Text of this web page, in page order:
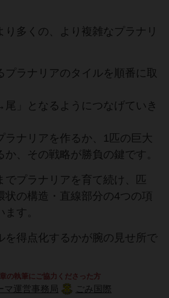
り多くの、より複雑なプラナリ
プラナリアのタイルを順番に取
」となるようにつなげていき
ラナリアを作るか、1匹の巨大
、その戦略が勝負の鍵です。
でプラナリアを育て続け、匹
状の構造・直線部分の4つの項
す。
を得点化するかが腕の見せ所で
章の執筆にご協力くださった方
マ運営事務局 ごみ国際